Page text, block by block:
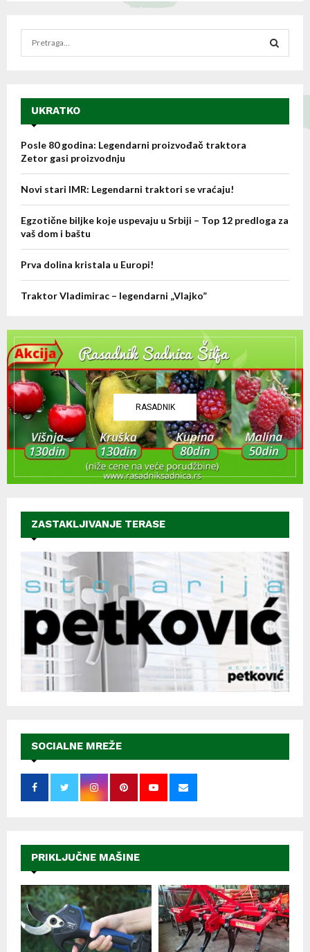
f
r
E
A
H
UKRATKO
Posle 80 godina: Legendarni proizvođač traktora
Zetor gasi proizvodnju
Novi stari IMR: Legendarni traktori se vraćaju!
Egzotične biljke koje uspevaju u Srbiji – Top 12 predloga za
vaš dom i baštu
Prva dolina kristala u Europi!
Traktor Vladimirac – legendarni „Vlajko”
RASADNIK
ZASTAKLJIVANJE TERASE
SOCIALNE MREŽE
PRIKLJUČNE MAŠINE